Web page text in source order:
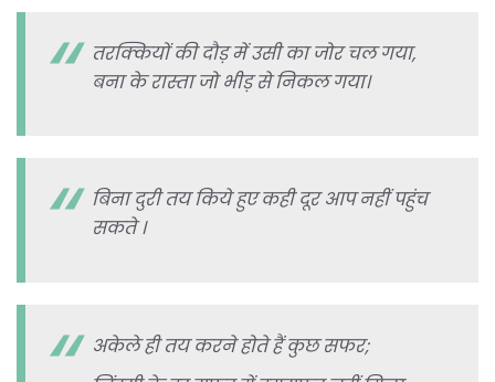
तरक्कियों की दौड़ में उसी का जोर चल गया,
बना के रास्ता जो भीड़ से निकल गया।
बिना दुरी तय किये हुए कही दूर आप नहीं पहुंच
सकते ।
अकेले ही तय करने होते हैं कुछ सफर;